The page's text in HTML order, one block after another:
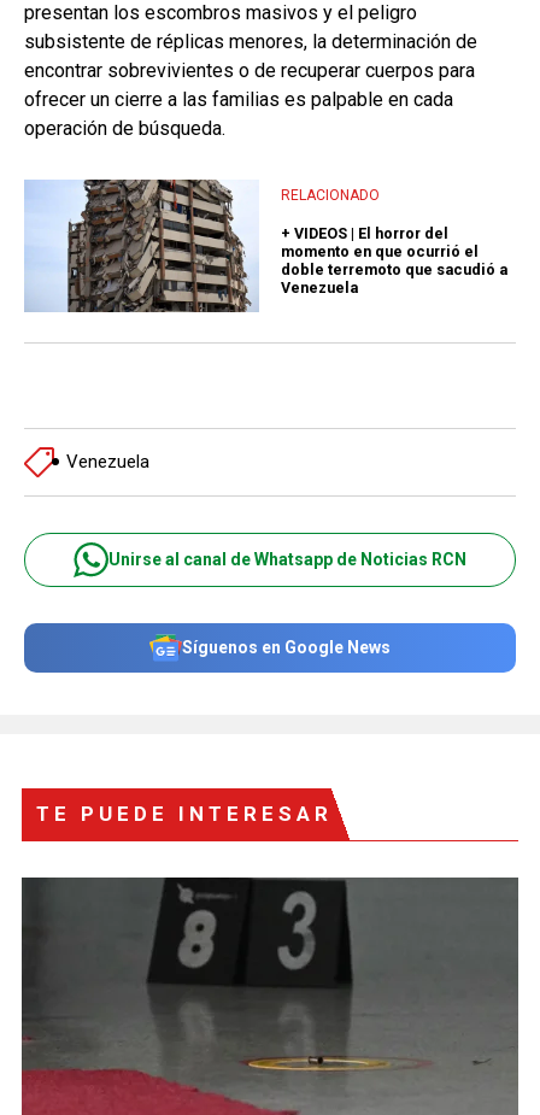
presentan los escombros masivos y el peligro
subsistente de réplicas menores, la determinación de
encontrar sobrevivientes o de recuperar cuerpos para
ofrecer un cierre a las familias es palpable en cada
operación de búsqueda.
RELACIONADO
+ VIDEOS | El horror del
momento en que ocurrió el
doble terremoto que sacudió a
Venezuela
Venezuela
Unirse al canal de Whatsapp de Noticias RCN
Síguenos en Google News
TE PUEDE INTERESAR